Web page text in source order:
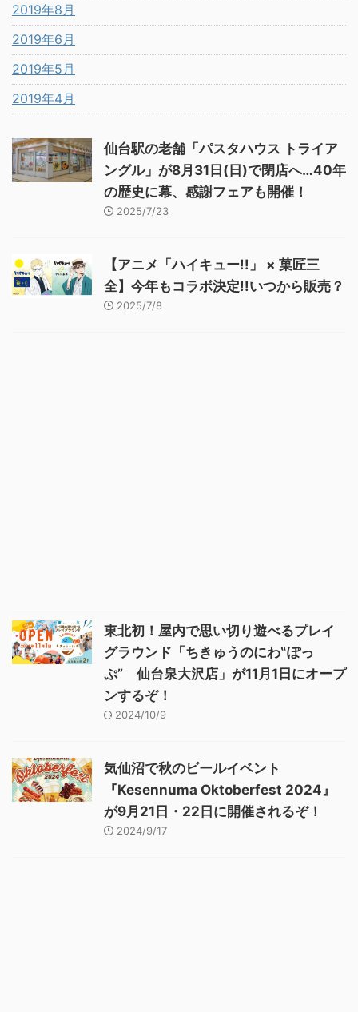
2019年8月
2019年6月
2019年5月
2019年4月
仙台駅の老舗「パスタハウス トライア
ングル」が8月31日(日)で閉店へ…40年
の歴史に幕、感謝フェアも開催！
2025/7/23
【アニメ「ハイキュー!!」 × 菓匠三
全】今年もコラボ決定!!いつから販売？
2025/7/8
東北初！屋内で思い切り遊べるプレイ
グラウンド「ちきゅうのにわ‟ぽっ
ぷ” 仙台泉大沢店」が11月1日にオープ
ンするぞ！
2024/10/9
気仙沼で秋のビールイベント
『Kesennuma Oktoberfest 2024』
が9月21日・22日に開催されるぞ！
2024/9/17